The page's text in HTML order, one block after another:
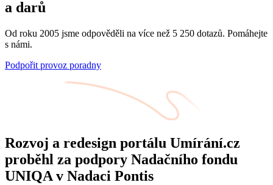
a darů
Od roku 2005 jsme odpověděli na více než 5 250 dotazů. Pomáhejte
s námi.
Podpořit provoz poradny
Rozvoj a redesign portálu Umírání.cz
proběhl za podpory Nadačního fondu
UNIQA v Nadaci Pontis